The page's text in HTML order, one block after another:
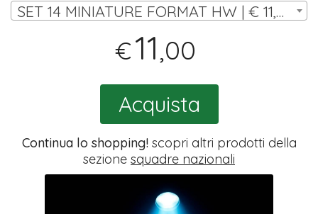
SET 14 MINIATURE FORMAT HW | € 11,00
€11,00
Acquista
Continua lo shopping!scopri altri prodotti della
sezione squadre nazionali